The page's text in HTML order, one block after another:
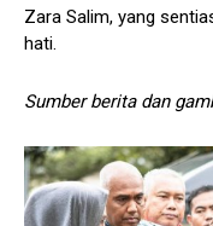
Zara Salim, yang
hati.
Sumber berita dan